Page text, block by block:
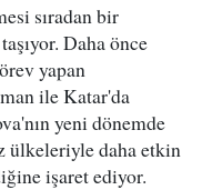
sıradan bir
Daha önce
yapan
ile Katar'da
yeni dönemde
ülkeleriyle daha etkin
işaret ediyor.